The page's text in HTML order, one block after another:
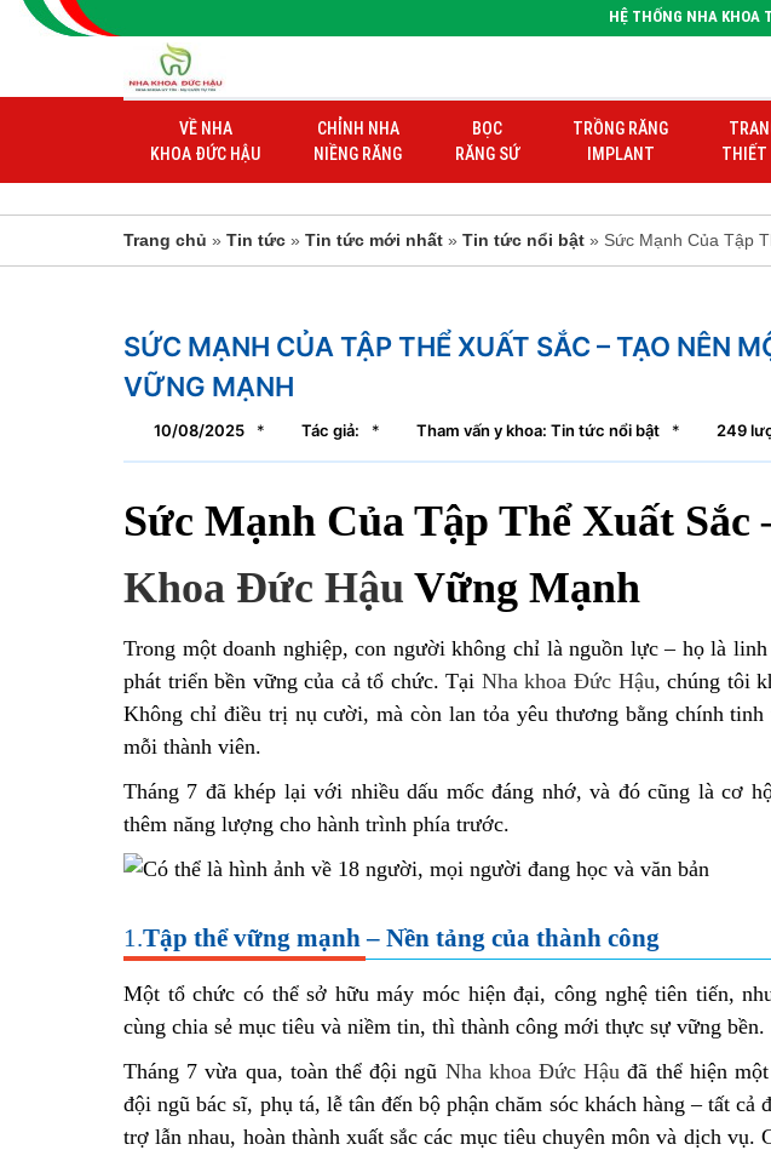
HỆ THỐNG NHA KHOA
VỀ NHA
KHOA ĐỨC HẬU
CHỈNH NHA
NIỀNG RĂNG
BỌC
RĂNG SỨ
TRỒNG RĂNG
IMPLANT
THIẾT
Trang chủ » Tin tức » Tin tức mới nhất » Tin tức nổi bật » Sức Mạnh Của Tập
SỨC MẠNH CỦA TẬP THỂ XUẤT SẮC – TẠO NÊN
VỮNG MẠNH
10/08/2025 * Tác giả: * Tham vấn y khoa: Tin tức nổi bật * 249
Sức Mạnh Của Tập Thể Xuất Sắc
Khoa Đức Hậu Vững Mạnh
Trong một doanh nghiệp, con người không chỉ là nguồn lực – họ là
phát triển bền vững của cả tổ chức. Tại Nha khoa Đức Hậu, chúng tôi
Không chỉ điều trị nụ cười, mà còn lan tỏa yêu thương bằng chính tinh
mỗi thành viên.
Tháng 7 đã khép lại với nhiều dấu mốc đáng nhớ, và đó cũng là cơ
thêm năng lượng cho hành trình phía trước.
1.Tập thể vững mạnh – Nền tảng của thành công
Một tổ chức có thể sở hữu máy móc hiện đại, công nghệ tiên tiến,
cùng chia sẻ mục tiêu và niềm tin, thì thành công mới thực sự vững bền.
Tháng 7 vừa qua, toàn thể đội ngũ Nha khoa Đức Hậu đã thể hiện
đội ngũ bác sĩ, phụ tá, lễ tân đến bộ phận chăm sóc khách hàng – tất
trợ lẫn nhau, hoàn thành xuất sắc các mục tiêu chuyên môn và dịch vụ.